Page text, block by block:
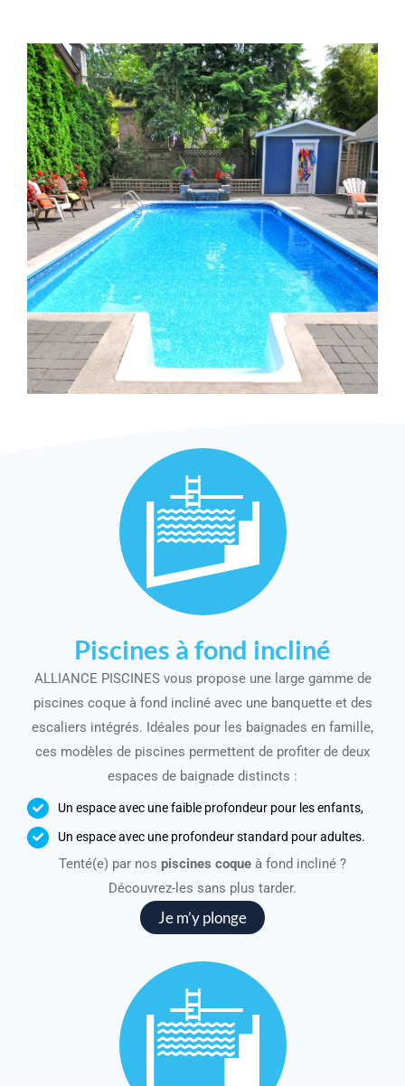
Piscines à fond incliné
ALLIANCE PISCINES vous propose une large gamme de
piscines coque à fond incliné avec une banquette et des
escaliers intégrés. Idéales pour les baignades en famille,
ces modèles de piscines permettent de profiter de deux
espaces de baignade distincts :
Un espace avec une faible profondeur pour les enfants,
Un espace avec une profondeur standard pour adultes.
Tenté(e) par nos piscines coque à fond incliné ?
Découvrez-les sans plus tarder.
Je m’y plonge